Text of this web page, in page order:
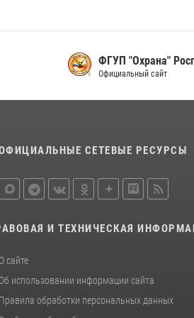
В Красноярском крае
главным организатором и
которого выступил ОМОН
краю.
ФГУП "Охрана"
Официальный сайт
СЕТЕВЫЕ РЕСУРСЫ
И ТЕХНИЧЕСКАЯ
О сайте
Об использовании информации сайта
Правила обработки персональных данных